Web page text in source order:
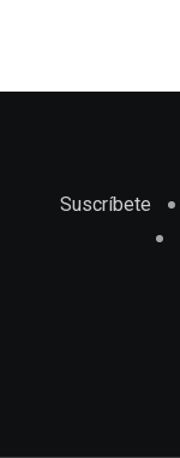
Suscríbete